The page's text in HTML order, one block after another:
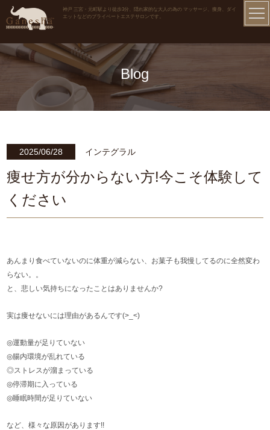
神戸 三宮・元町駅より徒歩3分、隠れ家的な大人の為の マッサージ、痩身、ダイ
エットなどのプライベートエステサロンです。
Blog
2025/06/28 インテグラル
痩せ方が分からない方!今こそ体験して
ください
あんまり食べていないのに体重が減らない、お菓子も我慢してるのに全然変わ
らない。。
と、悲しい気持ちになったことはありませんか?
実は痩せないには理由があるんです(>_<)
◎運動量が足りていない
◎腸内環境が乱れている
◎ストレスが溜まっている
◎停滞期に入っている
◎睡眠時間が足りていない
など、様々な原因があります!!